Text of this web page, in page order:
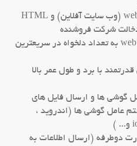
توانایی آپلود هرگونه web page (وب سایت آفلاین) و HTML
دخالت شرکت فروشنده
قابلیت ساخت صفحات web page به تعداد دلخواه در سریعترین
با برد و طول عمر بالا
گوشی ها و ارسال فایل های
عامل گوشی ها (اندروید ،
دوطرفه (ارسال اطلاعات به